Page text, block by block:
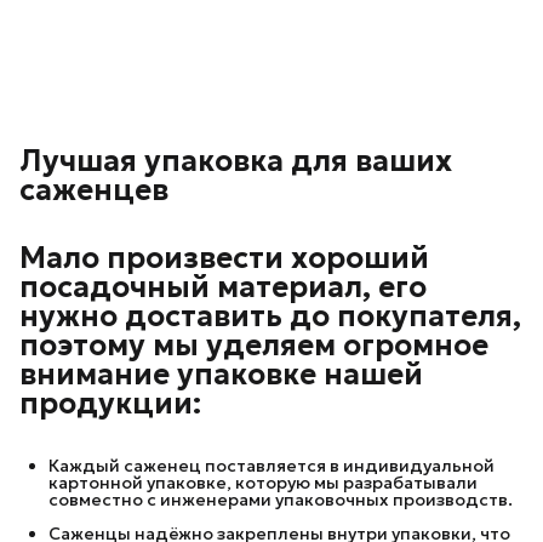
Лучшая упаковка для ваших
саженцев
Мало произвести хороший
посадочный материал, его
нужно доставить до покупателя,
поэтому мы уделяем огромное
внимание упаковке нашей
продукции:
Каждый саженец поставляется в индивидуальной
картонной упаковке, которую мы разрабатывали
совместно с инженерами упаковочных производств.
Саженцы надёжно закреплены внутри упаковки, что